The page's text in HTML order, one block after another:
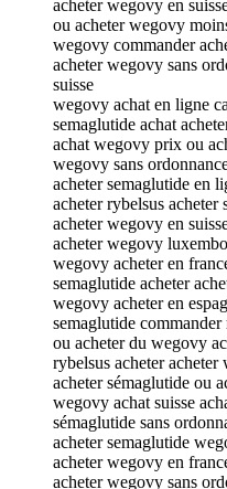
acheter wegovy en
ou acheter wegovy
wegovy commander
acheter wegovy sans
suisse
wegovy achat en ligne
semaglutide achat
achat wegovy prix ou
wegovy sans
acheter semaglutide en
acheter rybelsus acheter
acheter wegovy en
acheter wegovy
wegovy acheter en
semaglutide acheter
wegovy acheter en
semaglutide commander
ou acheter du wegovy
rybelsus acheter
acheter sémaglutide ou
wegovy achat suisse
sémaglutide sans
acheter semaglutide
acheter wegovy en
acheter wegovy sans